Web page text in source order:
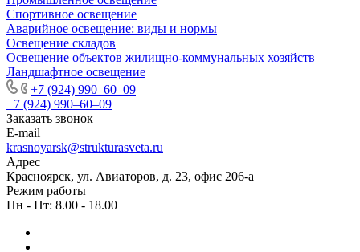
Спортивное освещение
Аварийное освещение: виды и нормы
Освещение складов
Освещение объектов жилищно-коммунальных хозяйств
Ландшафтное освещение
+7 (924) 990‒60‒09
+7 (924) 990‒60‒09
Заказать звонок
E-mail
krasnoyarsk@strukturasveta.ru
Адрес
Красноярск, ул. Авиаторов, д. 23, офис 206-а
Режим работы
Пн - Пт: 8.00 - 18.00